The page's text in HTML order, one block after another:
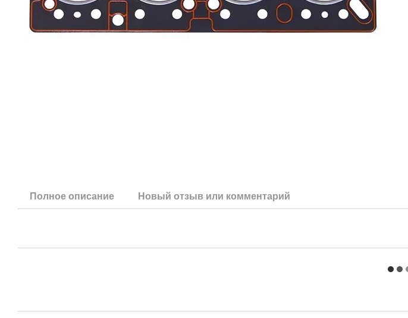
Полное описание Новый отзыв или комментарий